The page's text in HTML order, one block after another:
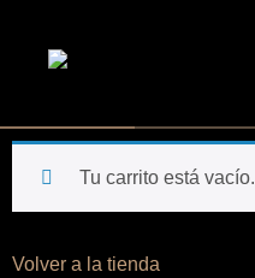
Tu carrito está vacío.
Volver a la tienda